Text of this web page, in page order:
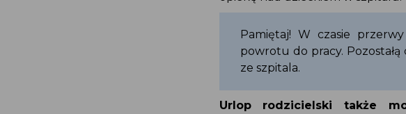
Pamiętaj! W czasie
powrotu do pracy.
ze szpitala.
Urlop rodzicielski także